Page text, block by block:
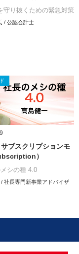
守り抜くための緊急対策
/ 公認会計士
ブスクリプションモ
）
シの種 4.0
社長専門新事業アドバイザ